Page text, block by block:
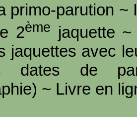
primo-parution ~
2ème jaquette
jaquettes avec
dates de
~ Livre en